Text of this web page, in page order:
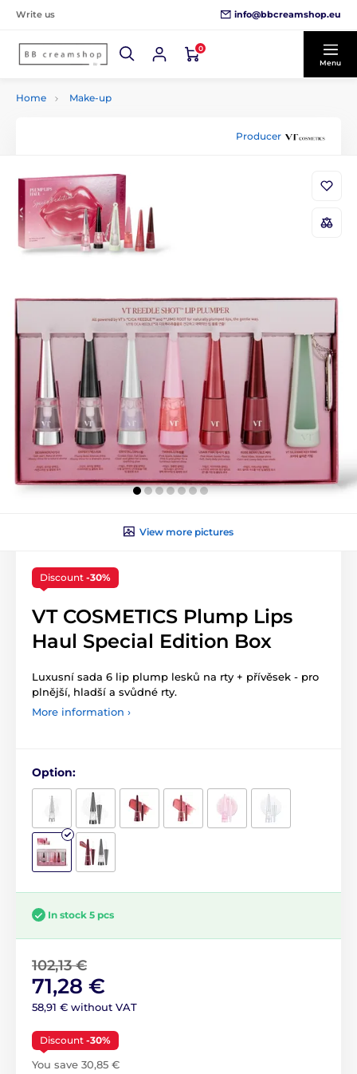
Write us info@bbcreamshop.eu
0
Menu
Home Make-up
Producer
View more pictures
Discount -30%
VT COSMETICS Plump Lips
Haul Special Edition Box
Luxusní sada 6 lip plump lesků na rty + přívěsek - pro
plnější, hladší a svůdné rty.
More information ›
Option:
In stock 5 pcs
102,13 €
71,28 €
58,91 € without VAT
Discount -30%
You save 30,85 €